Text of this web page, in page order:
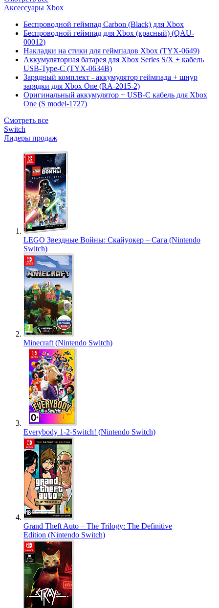
Аксессуары Xbox
Беспроводной геймпад Carbon (Black) для Xbox
Беспроводной геймпад для Xbox (красный) (QAU-
00012)
Накладки на стики для геймпадов Xbox (TYX-0649)
Аккумуляторная батарея для Xbox Series S/X + кабель
USB-Type-C (TYX-0634B)
Зарядный комплект - аккумулятор геймпада + шнур
зарядки для Xbox One (RA-2015-2)
Оригинальный аккумулятор + USB-C кабель для Xbox
One (S model-1727)
Смотреть все
Switch
Лидеры продаж
LEGO Звездные Войны: Скайуокер – Сага (Nintendo
Switch)
Minecraft (Nintendo Switch)
Everybody 1-2-Switch! (Nintendo Switch)
Grand Theft Auto – The Trilogy: The Definitive
Edition (Nintendo Switch)